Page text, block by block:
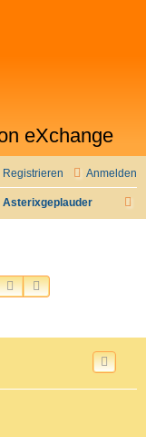
eXchange
Anmelden
Registrieren
Asterixgeplauder
SUCHEERWEITERTE